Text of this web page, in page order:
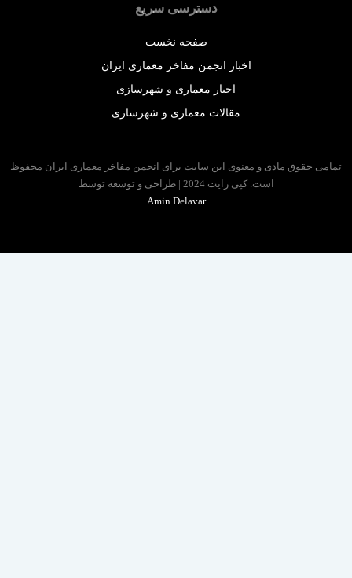
دسترسی سریع
صفحه نخست
اخبار انجمن مفاخر معماری ایران
اخبار معماری و شهرسازی
مقالات معماری و شهرسازی
حقوق مادی و معنوی این سایت برای انجمن مفاخر معماری ایران محفوظ
است. کپی رایت 2024 | طراحی و توسعه توسط
Amin Delavar